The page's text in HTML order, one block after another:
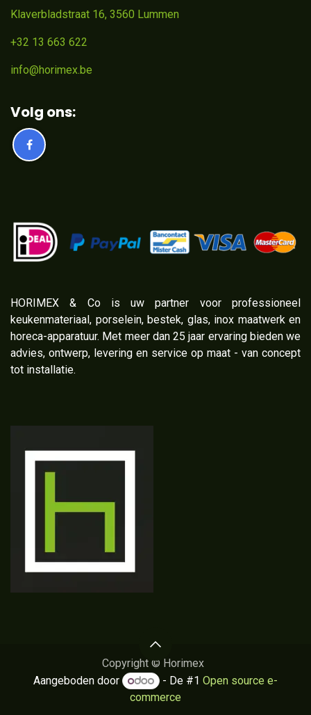
Klaverbladstraat 16, 3560 Lummen
+32 13 663 622
info@horimex.be
Volg ons:
​HORIMEX & Co is uw partner voor professioneel
keukenmateriaal, porselein, bestek, glas, inox maatwerk en
horeca-apparatuur. Met meer dan 25 jaar ervaring bieden we
advies, ontwerp, levering en service op maat - van concept
tot installatie.
Copyright © Horimex
Aangeboden door
- De #1Open source e-
commerce